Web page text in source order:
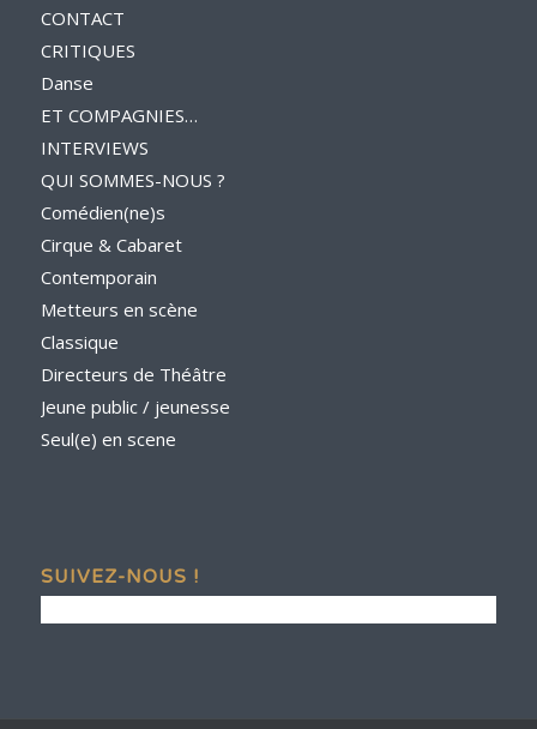
CONTACT
CRITIQUES
Danse
ET COMPAGNIES…
INTERVIEWS
QUI SOMMES-NOUS ?
Comédien(ne)s
Cirque & Cabaret
Contemporain
Metteurs en scène
Classique
Directeurs de Théâtre
Jeune public / jeunesse
Seul(e) en scene
SUIVEZ-NOUS !